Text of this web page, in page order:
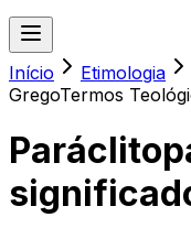
Início Etimologia
GregoTermos
Paráclito